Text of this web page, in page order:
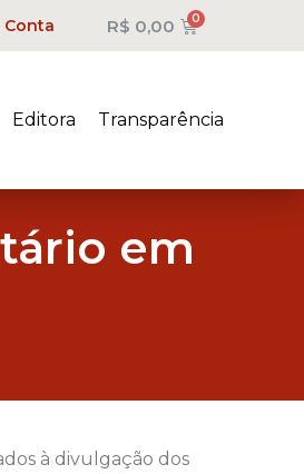
Conta R$ 0,00
Editora Transparência
em
à divulgação dos